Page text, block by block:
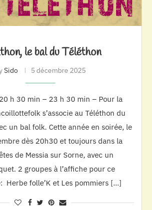
le bal du Téléthon
Sido 5 décembre 2025
h 30 min – 23 h 30 min – Pour la
s’associe au Téléthon du
un bal folk. Cette année en soirée, le
dès 20h30 et toujours dans la
de Messia sur Sorne, avec un
2 groupes à l’affiche pour ce
Herbe folle’K et Les pommiers […]